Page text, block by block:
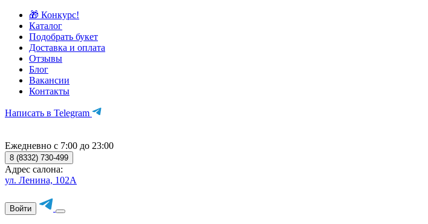
🎁 Конкурс!
Каталог
Подобрать букет
Доставка и оплата
Отзывы
Блог
Вакансии
Контакты
Написать в Telegram
Ежедневно с 7:00 до 23:00
8 (8332) 730-499
Адрес салона:
ул. Ленина, 102А
Войти